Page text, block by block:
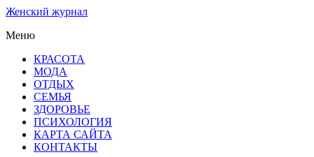
Женский журнал
Меню
КРАСОТА
МОДА
ОТДЫХ
СЕМЬЯ
ЗДОРОВЬЕ
ПСИХОЛОГИЯ
КАРТА САЙТА
КОНТАКТЫ